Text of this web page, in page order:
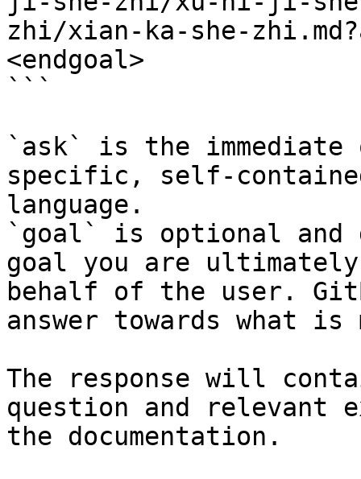
zhi/xian-ka-she-
<endgoal>
```
`ask` is the
specific, self-
language.
`goal` is optional and
goal you are
behalf of the user.
answer towards what
The response will
question and relevant
the documentation.